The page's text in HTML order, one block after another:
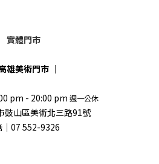
實體門市
雄美術門市 ｜
pm - 20:00 pm 週一公休
鼓山區美術北三路91號
｜07 552-9326